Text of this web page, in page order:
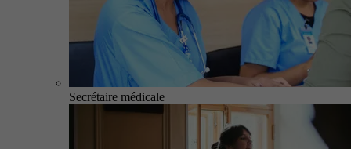
Secrétaire médicale